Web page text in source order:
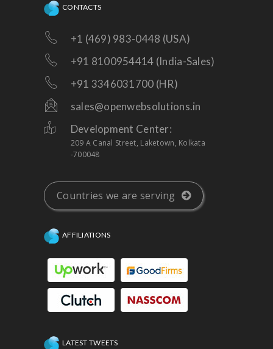
CONTACTS
+1 (469) 983-0448 (USA)
+91 8100954414 (India-Sales)
+91 3346031700 (HR)
sales@openwebsolutions.in
Development Center:
209 A Canal Street, Laketown, Kolkata
-700048
Countries we are serving
AFFILIATIONS
LATEST TWEETS